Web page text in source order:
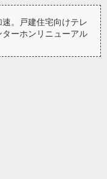
。戸建住宅向けテレ
ーホンリニューアル